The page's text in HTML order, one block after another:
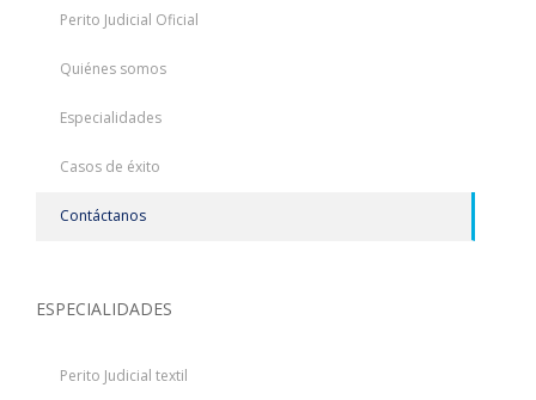
Perito Judicial Oficial
Quiénes somos
Especialidades
Casos de éxito
Contáctanos
ESPECIALIDADES
Perito Judicial textil